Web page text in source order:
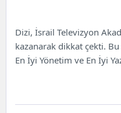
Dizi, İsrail Televizyon
kazanarak dikkat çekti.
En İyi Yönetim ve En İyi